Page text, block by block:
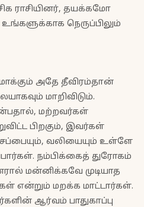
ராசியினர், தயக்கமோ
நெருப்பிலும்
அதே தீவிரம்தான்
மாறிவிடும்.
மற்றவர்கள்
பிறகும், இவர்கள்
வலியையும் உள்ளே
நம்பிக்கைத் துரோகம்
மன்னிக்கவே முடியாத
என்றும் மறக்க மாட்டார்கள்.
ஆர்வம் பாதுகாப்பு